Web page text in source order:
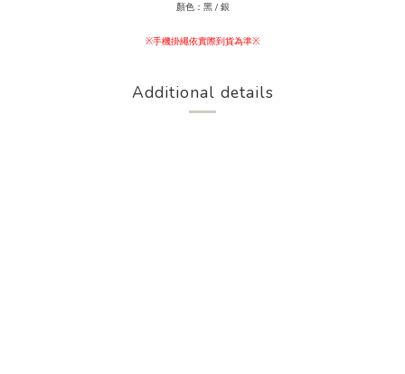
顏色：黑 / 銀
※手機掛繩依實際到貨為準※
Additional details